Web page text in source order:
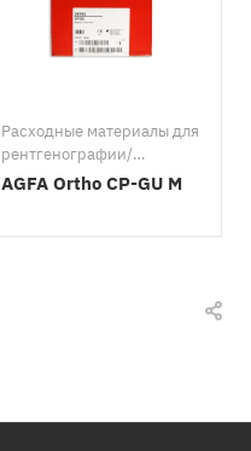
Расходные материалы для
рентгенографии/
Рентгеновские
AGFA Ortho CP-GU M